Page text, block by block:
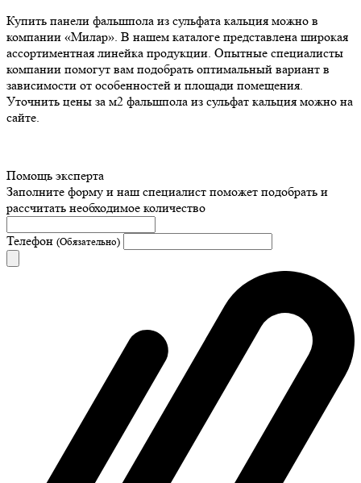
Купить панели фальшпола из сульфата кальция можно в
компании «Милар». В нашем каталоге представлена широкая
ассортиментная линейка продукции. Опытные специалисты
компании помогут вам подобрать оптимальный вариант в
зависимости от особенностей и площади помещения.
Уточнить цены за м2 фальшпола из сульфат кальция можно на
сайте.
Помощь эксперта
Заполните форму и наш специалист поможет подобрать и
рассчитать необходимое количество
Телефон (Обязательно)